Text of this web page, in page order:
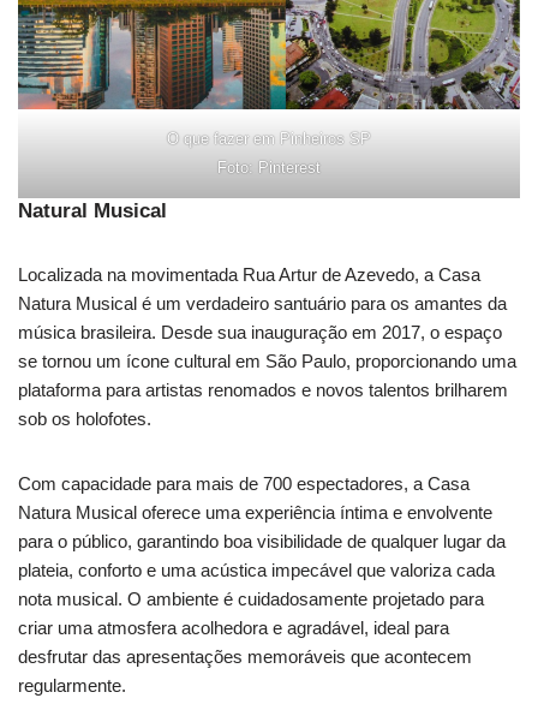
O que fazer em Pinheiros SP
Foto: Pinterest
Natural Musical
Localizada na movimentada Rua Artur de Azevedo, a Casa
Natura Musical é um verdadeiro santuário para os amantes da
música brasileira. Desde sua inauguração em 2017, o espaço
se tornou um ícone cultural em São Paulo, proporcionando uma
plataforma para artistas renomados e novos talentos brilharem
sob os holofotes.
Com capacidade para mais de 700 espectadores, a Casa
Natura Musical oferece uma experiência íntima e envolvente
para o público, garantindo boa visibilidade de qualquer lugar da
plateia, conforto e uma acústica impecável que valoriza cada
nota musical. O ambiente é cuidadosamente projetado para
criar uma atmosfera acolhedora e agradável, ideal para
desfrutar das apresentações memoráveis que acontecem
regularmente.